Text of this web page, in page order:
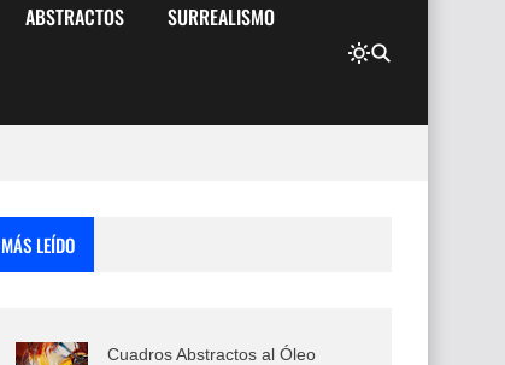
ABSTRACTOS SURREALISMO
MÁS LEÍDO
Cuadros Abstractos al Óleo